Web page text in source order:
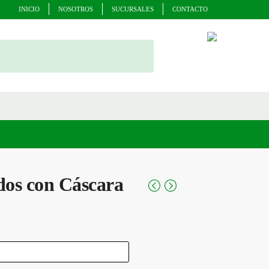
INICIO NOSOTROS SUCURSALES CONTACTO
con Cáscara